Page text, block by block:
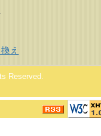
え
Reserved.